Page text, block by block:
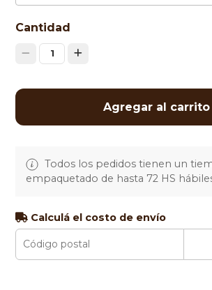
Cantidad
1
Agregar al carrito
Todos los pedidos tienen un
empaquetado de hasta 72 HS
Calculá el costo de envío